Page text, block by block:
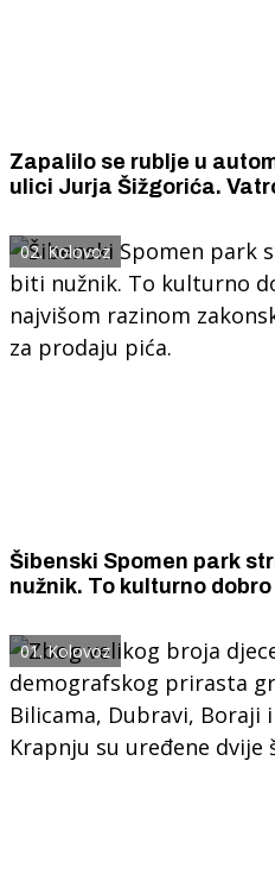
Zapalilo se rublje u
ulici Jurja Šižgorića.
02. Kolovoz
Šibenski Spomen park
nužnik. To kulturno
prodaju pića.
01. Kolovoz